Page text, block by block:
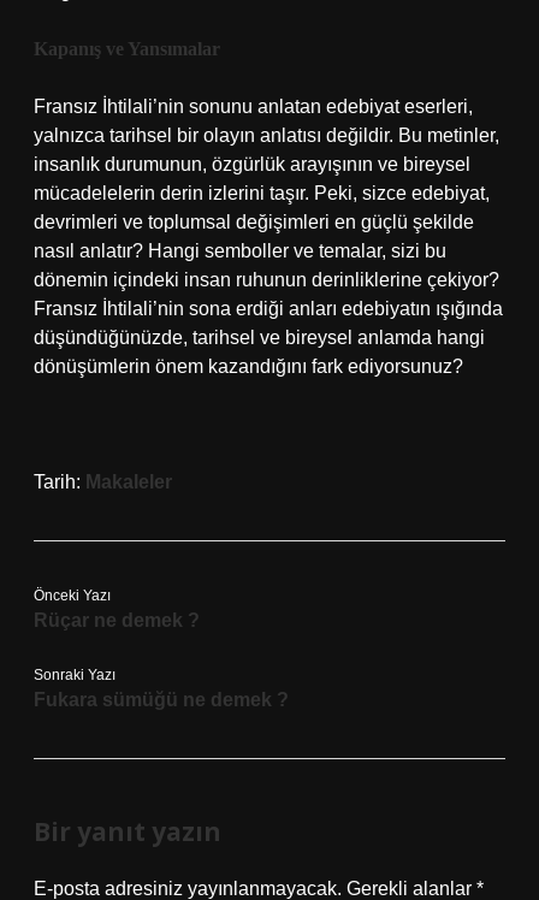
Kapanış ve Yansımalar
Fransız İhtilali’nin sonunu anlatan edebiyat eserleri,
yalnızca tarihsel bir olayın anlatısı değildir. Bu metinler,
insanlık durumunun, özgürlük arayışının ve bireysel
mücadelelerin derin izlerini taşır. Peki, sizce edebiyat,
devrimleri ve toplumsal değişimleri en güçlü şekilde
nasıl anlatır? Hangi semboller ve temalar, sizi bu
dönemin içindeki insan ruhunun derinliklerine çekiyor?
Fransız İhtilali’nin sona erdiği anları edebiyatın ışığında
düşündüğünüzde, tarihsel ve bireysel anlamda hangi
dönüşümlerin önem kazandığını fark ediyorsunuz?
Tarih: Makaleler
Önceki Yazı
Rüçar ne demek ?
Sonraki Yazı
Fukara sümüğü ne demek ?
Bir yanıt yazın
E-posta adresiniz yayınlanmayacak. Gerekli alanlar *